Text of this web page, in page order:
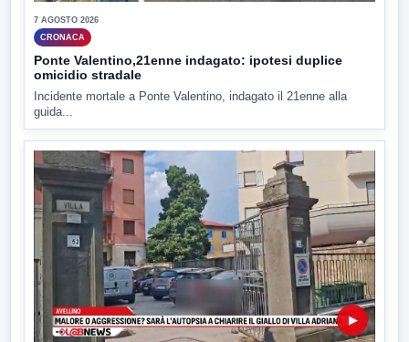
7 AGOSTO 2026
CRONACA
Ponte Valentino,21enne indagato: ipotesi duplice
omicidio stradale
Incidente mortale a Ponte Valentino, indagato il 21enne alla
guida...
▶